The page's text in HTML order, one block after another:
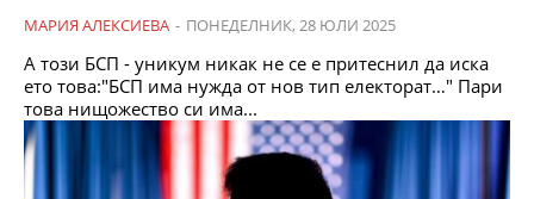
МАРИЯ АЛЕКСИЕВА - ПОНЕДЕЛНИК, 28 ЮЛИ 2025
А този БСП - уникум никак не се е притеснил да иска
ето това:"БСП има нужда от нов тип електорат…" Пари
това нищожество си има...